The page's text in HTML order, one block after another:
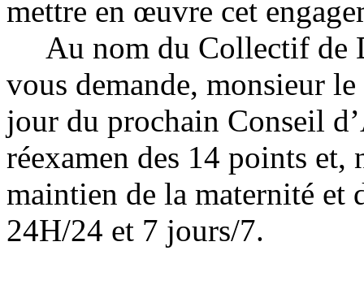
mettre en œuvre cet
Au nom du Collectif de
vous demande, monsieur
jour du prochain Conseil
réexamen des 14 points
maintien de la maternité et
24H/24 et 7 jours/7.